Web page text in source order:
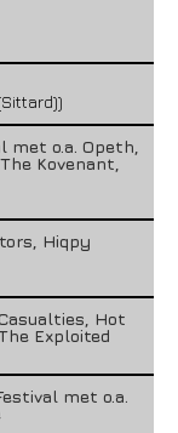
met o.a. Opeth,
Kovenant,
Hiqpy
Hot
Exploited
met o.a.